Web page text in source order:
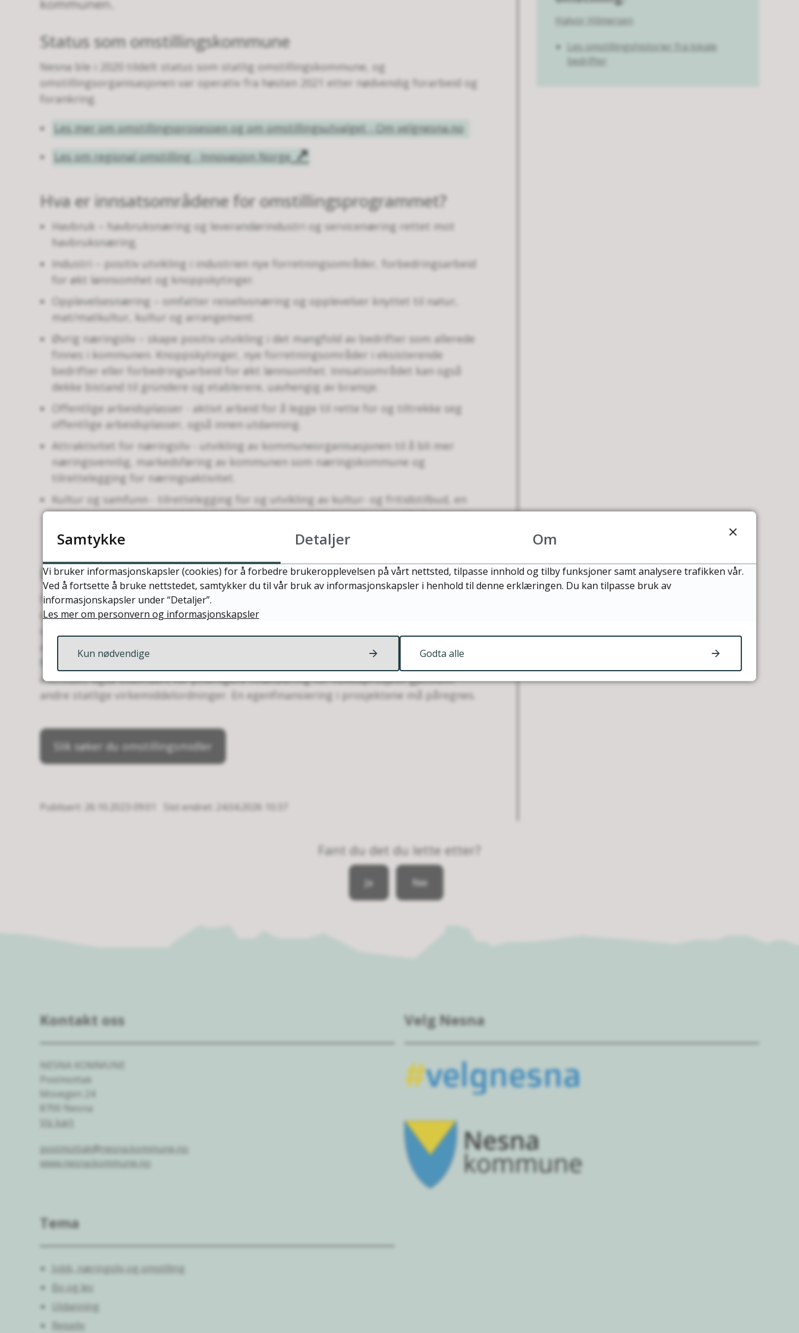
Status som omstillingskommune
Nesna ble i 2020 tildelt status som statlig omstillingskommune, og
omstillingsorganisasjonen var operativ fra høsten 2021 etter nødvendig forarbeid og
forankring.
Les mer om omstillingsprosessen og om omstillingsutvalget - Om velgnesna.no
Les om regional omstilling - Innovasjon Norge
Hva er innsatsområdene for omstillingsprogrammet?
Havbruk – havbruksnæring og leverandørindustri og servicenæring rettet mot
havbruksnæring.
Industri – positiv utvikling i industrien nye forretningsområder, forbedringsarbeid
for økt lønnsomhet og knoppskytinger.
Opplevelsesnæring – omfatter reiselivsnæring og opplevelser knyttet til natur,
mat/matkultur, kultur og arrangement.
Øvrig næringsliv – skape positiv utvikling i det mangfold av bedrifter som allerede
finnes i kommunen. Knoppskytinger, nye forretningsområder i eksisterende
bedrifter eller forbedringsarbeid for økt lønnsomhet. Innsatsområdet kan også
dekke bistand til gründere og etablerere, uavhengig av bransje.
Offentlige arbeidsplasser - aktivt arbeid for å legge til rette for og tiltrekke seg
offentlige arbeidsplasser, også innen utdanning.
Attraktivitet for næringsliv - utvikling av kommuneorganisasjonen til å bli mer
næringsvennlig, markedsføring av kommunen som næringskommune og
tilrettelegging for næringsaktivitet.
Kultur og samfunn - tilrettelegging for og utvikling av kultur- og fritidstilbud, en
sterk innovasjons- og etablererkultur, ungdomssatsing samt andre tiltak som vil
utvikle bostedsattraktivitet.
Hva kan det søkes om?
Programmet disponerer midler som er mottatt fra stat og fylkeskommune. Midlene
er søkbare og kan bidra til finansiering av forstudier eller forprosjekt. Søker må enten
arbeidsplasser) i Nesna kommune. Midlene kan i all vesentlighet bli brukt til
forstudier og forprosjekt, med hensikt å avklare hvorvidt et prosjekt er drivverdig og
eventuelt også kvalifisert for ytterligere finansiering for hovedprosjekt gjennom
andre statlige virkemiddelordninger. En egenfinansiering i prosjektene må påregnes.
Slik søker du omstillingsmidler
Publisert 26.10.2023 09:01 Sist endret 24.04.2026 10:37
Halvor Hilmersen
Les omstillingshistorier fra lokale
bedrifter
Fant du det du lette etter?
Ja Nei
Kontakt oss
NESNA KOMMUNE
Postmottak
Movegen 24
8700 Nesna
Vis kart
postmottak@nesna.kommune.no
www.nesna.kommune.no
Velg Nesna
Tema
Jobb, næringsliv og omstilling
Bo og lev
Utdanning
Reiseliv
Samtykke Detaljer Om
Vi bruker informasjonskapsler (cookies) for å forbedre brukeropplevelsen på vårt nettsted, tilpasse innhold og tilby funksjoner samt analysere trafikken vår.
Ved å fortsette å bruke nettstedet, samtykker du til vår bruk av informasjonskapsler i henhold til denne erklæringen. Du kan tilpasse bruk av
informasjonskapsler under “Detaljer”.
Les mer om personvern og informasjonskapsler
Kun nødvendige Godta alle